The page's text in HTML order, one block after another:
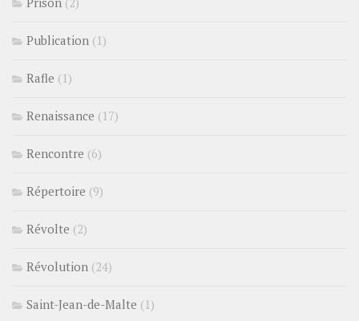
Publication (1)
Rafle (1)
Renaissance (17)
Rencontre (6)
Répertoire (9)
Révolte (2)
Révolution (24)
Saint-Jean-de-Malte (1)